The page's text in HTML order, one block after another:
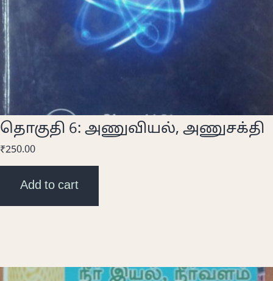
தொகுதி 6: அணுவியல், அணுசக்தி
₹250.00
Add to cart